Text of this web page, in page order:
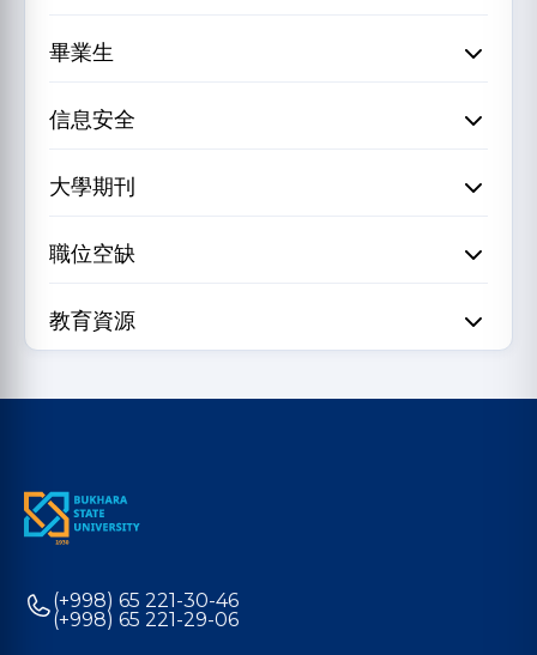
畢業生
信息安全
大學期刊
職位空缺
教育資源
(+998) 65 221-30-46
(+998) 65 221-29-06